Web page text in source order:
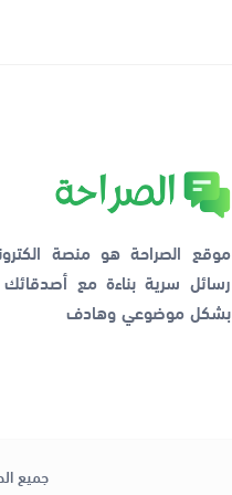
موقع الصراحة هو منصة
رسائل سرية بناءة مع
بشكل موضوعي وهادف
جميع